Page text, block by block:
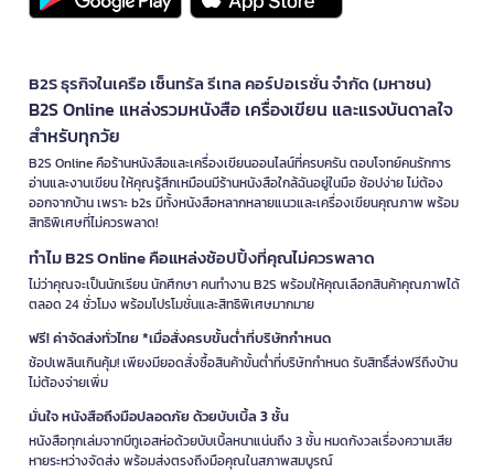
B2S ธุรกิจในเครือ เซ็นทรัล รีเทล คอร์ปอเรชั่น จำกัด (มหาชน)
B2S Online แหล่งรวมหนังสือ เครื่องเขียน และแรงบันดาลใจ
สำหรับทุกวัย
B2S Online คือร้านหนังสือและเครื่องเขียนออนไลน์ที่ครบครัน ตอบโจทย์คนรักการ
อ่านและงานเขียน ให้คุณรู้สึกเหมือนมีร้านหนังสือใกล้ฉันอยู่ในมือ ช้อปง่าย ไม่ต้อง
ออกจากบ้าน เพราะ b2s มีทั้งหนังสือหลากหลายแนวและเครื่องเขียนคุณภาพ พร้อม
สิทธิพิเศษที่ไม่ควรพลาด!
ทำไม B2S Online คือแหล่งช้อปปิ้งที่คุณไม่ควรพลาด
ไม่ว่าคุณจะเป็นนักเรียน นักศึกษา คนทำงาน B2S พร้อมให้คุณเลือกสินค้าคุณภาพได้
ตลอด 24 ชั่วโมง พร้อมโปรโมชั่นและสิทธิพิเศษมากมาย
ฟรี! ค่าจัดส่งทั่วไทย *เมื่อสั่งครบขั้นต่ำที่บริษัทกำหนด
ช้อปเพลินเกินคุ้ม! เพียงมียอดสั่งซื้อสินค้าขั้นต่ำที่บริษัทกำหนด รับสิทธิ์ส่งฟรีถึงบ้าน
ไม่ต้องจ่ายเพิ่ม
มั่นใจ หนังสือถึงมือปลอดภัย ด้วยบับเบิ้ล 3 ชั้น
หนังสือทุกเล่มจากบีทูเอสห่อด้วยบับเบิ้ลหนาแน่นถึง 3 ชั้น หมดกังวลเรื่องความเสีย
หายระหว่างจัดส่ง พร้อมส่งตรงถึงมือคุณในสภาพสมบูรณ์